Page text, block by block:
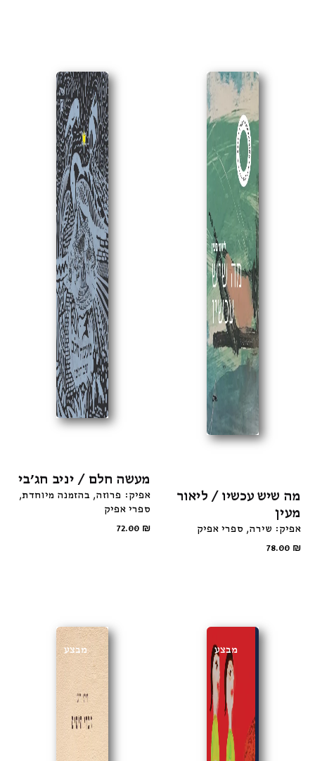
מה שיש עכשיו / ליאור
מעין
אפיק: שירה ספרי אפיק
78.00 ₪
מעשה חלם / יניב חג׳בי
אפיק: פרוזה בהזמנה מיוחדת
ספרי אפיק
72.00 ₪
מבצע מבצע